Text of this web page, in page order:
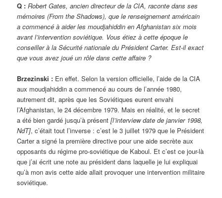
Q : Robert Gates, ancien directeur de la CIA, raconte dans ses
mémoires (From the Shadows), que le renseignement américain
a commencé à aider les moudjahiddin en Afghanistan six mois
avant l’intervention soviétique. Vous étiez à cette époque le
conseiller à la Sécurité nationale du Président Carter. Est-il exact
que vous avez joué un rôle dans cette affaire ?
Brzezinski : En effet. Selon la version officielle, l’aide de la CIA
aux moudjahiddin a commencé au cours de l’année 1980,
autrement dit, après que les Soviétiques eurent envahi
l’Afghanistan, le 24 décembre 1979. Mais en réalité, et le secret
a été bien gardé jusqu’à présent[l’interview date de janvier 1998,
NdT], c’était tout l’inverse : c’est le 3 juillet 1979 que le Président
Carter a signé la première directive pour une aide secrète aux
opposants du régime pro-soviétique de Kaboul. Et c’est ce jour-là
que j’ai écrit une note au président dans laquelle je lui expliquai
qu’à mon avis cette aide allait provoquer une intervention militaire
soviétique.